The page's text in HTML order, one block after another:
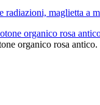
organico rosa
organico rosa